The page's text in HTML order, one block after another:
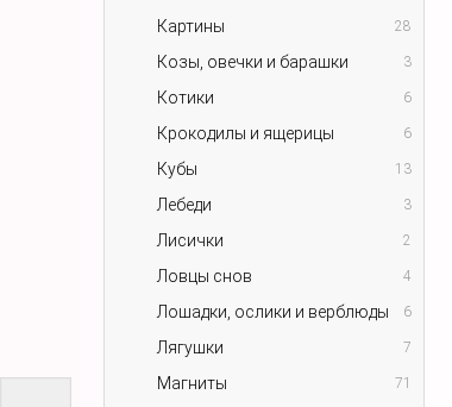
Картины 28
Козы, овечки и барашки 3
Котики 6
Крокодилы и ящерицы 6
Кубы 13
Лебеди 3
Лисички 2
Ловцы снов 4
Лошадки, ослики и верблюды 6
Лягушки 7
Магниты 71